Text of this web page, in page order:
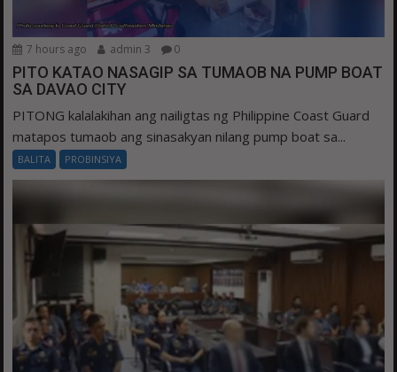
7 hours ago admin 3 0
PITO KATAO NASAGIP SA TUMAOB NA PUMP BOAT
SA DAVAO CITY
PITONG kalalakihan ang nailigtas ng Philippine Coast Guard
matapos tumaob ang sinasakyan nilang pump boat sa...
BALITA PROBINSIYA